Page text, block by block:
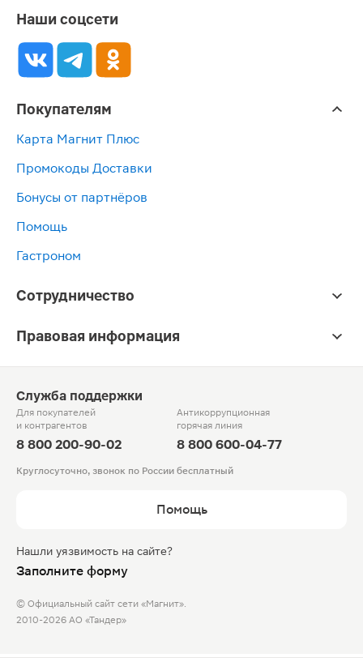
Наши соцсети
Покупателям
Карта Магнит Плюс
Промокоды Доставки
Бонусы от партнёров
Помощь
Гастроном
Сотрудничество
Правовая информация
Служба поддержки
Для покупателей
и контрагентов
8 800 200-90-02
Антикоррупционная
горячая линия
8 800 600-04-77
Круглосуточно, звонок по России бесплатный
Помощь
Нашли уязвимость на сайте?
Заполните форму
© Официальный сайт сети «Магнит».
2010-2026 АО «Тандер»